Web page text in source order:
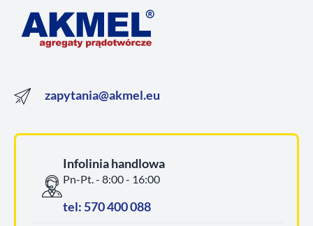
zapytania@akmel.eu
Infolinia handlowa
Pn-Pt. - 8:00 - 16:00
tel: 570 400 088